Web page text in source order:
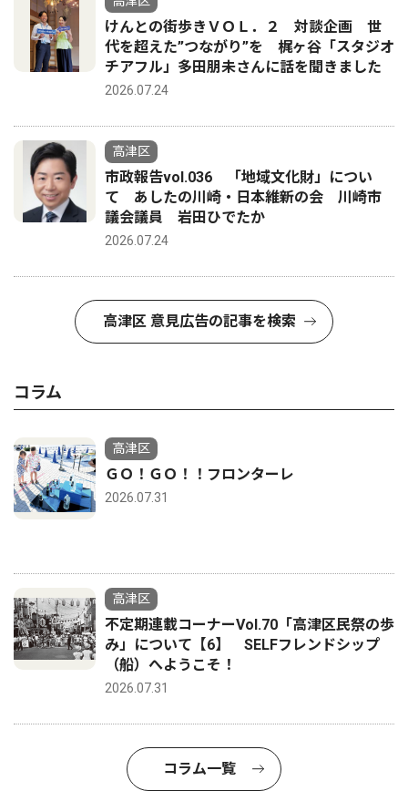
けんとの街歩きＶＯＬ．２ 対談企画 世
代を超えた”つながり”を 梶ヶ谷「スタジオ
チアフル」多田朋未さんに話を聞きました
2026.07.24
高津区
市政報告vol.036 「地域文化財」につい
て あしたの川崎・日本維新の会 川崎市
議会議員 岩田ひでたか
2026.07.24
高津区 意見広告の記事を検索
コラム
高津区
ＧＯ！ＧＯ！！フロンターレ
2026.07.31
高津区
不定期連載コーナーVol.70「高津区民祭の歩
み」について【6】 SELFフレンドシップ
（船）へようこそ！
2026.07.31
コラム一覧